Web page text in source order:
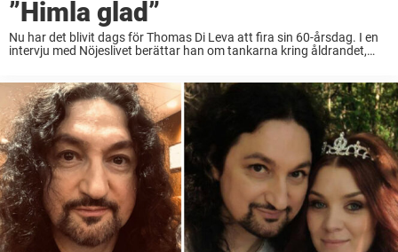
”Himla glad”
Nu har det blivit dags för Thomas Di Leva att fira sin 60-årsdag. I en
intervju med Nöjeslivet berättar han om tankarna kring åldrandet,